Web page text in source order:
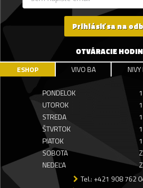
Prihlásiť sa na
OTVÁRACIE
ESHOP VIVO BA
PONDELOK
UTOROK
STREDA
ŠTVRTOK
PIATOK
SOBOTA
NEDEĽA
Tel.: +421 908 762